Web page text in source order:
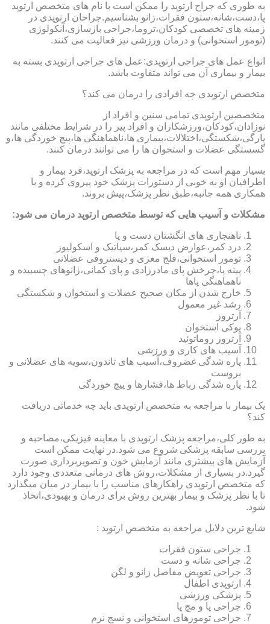
به طوری که جراح ارتوپد را ممکن است با نام های متخصص ارتوپد
پا،دست،شانه،ستون فقرات،زانو بشناسیم.جراحان ارتوپدی در
زمینه های تخصصی کودکان،تروما،جراحی بازسازی،آنکولوژی
(تومور استخوانی) و درمان ورزشی نیز فعالیت می کنند.
انواع عمل های جراحی ارتوپدی:عمل های جراحی ارتوپدی بسته به
بیمار و بیماری آن می تواند متفاوت باشد.
متخصص ارتوپدی چه افرادی را درمان می کند؟
متخصصین ارتوپدی تمامی سنین و افراد از
نوزادان،کودکان،ورزشکاران و افراد پیر را در شرایط مختلفی مانند
پارگی،شکستگی،اختلالات،بیماری ها،ناهماهنگی ها،پیچ خوردگی ها،و
گسستگی عضلات و استخوان ها را می توانند درمان کنند.
بسیار مهم است که در مراجعه به پزشک ارتوپد،فرد بیمار و
اطرافیان او به خوبی از دستورات پزشک خود پیروی کرده و با
همکاری همه جانبه،طبق نظر پزشک،پیش بروند.
مشکلات و آسیب هایی که توسط متخصص ارتوپد درمان می شود:
ناهنجاری های انگشتان دست و پا
درد کمر،عوارض دیسک کمر،سیاتیک و اسکولیوز
تومور استخوانی،فلج مغزی و دیستروفی عضلانی
پینه پا،چرخش پای مادرزادی و پای کمانی،زانوهای چسبیده و
ناهماهنگی پاها
خارج شدن از مکان صحیح عضلات و استخوان و شکستگی
رشد غیر معمول
آرتروز
پوکی استخوان
آرتروز روماتوئید
آسیب های کاری و ورزشی
پاره شدگی غضروف،آسیب های تاندون،سویه های عضلانی و
بروست
پاره شدگی رباط ها،فشارها و پیچ خوردگی
یک بیمار با مراجعه به متخصص ارتوپدی باید چه خدماتی دریافت
کند؟
به طور کلی،مراجعه پزشک ارتوپدی با معاینه فیزیکی،مصاحبه و
بررسی سابقه پزشکی شروع می شود.در نهایت ممکن است
آزمایش های بیشتری مانند آزمایش خون و تصویربرداری صورت
گیرد.در بسیاری از مشکلات،روش های درمانی متعددی وجود دارد
که متخصص ارتوپدی راهکارهای مناسب را با بیمار در میان میگذارد
تا با نظر پزشک و بیمار بهترین روش برای درمان و بهبودی،اتخاذ
شود.
شایع ترین دلایل مراجعه به متخصص ارتوپد :
جراحی ستون فقرات
جراحی شانه و دست
جراحی تعویض مفاصل زانو و لگن
ارتوپدی اطفال
پزشکی ورزشی
جراحی پا و مچ پا
جراحی تومورهای استخوانی و نسج نرم